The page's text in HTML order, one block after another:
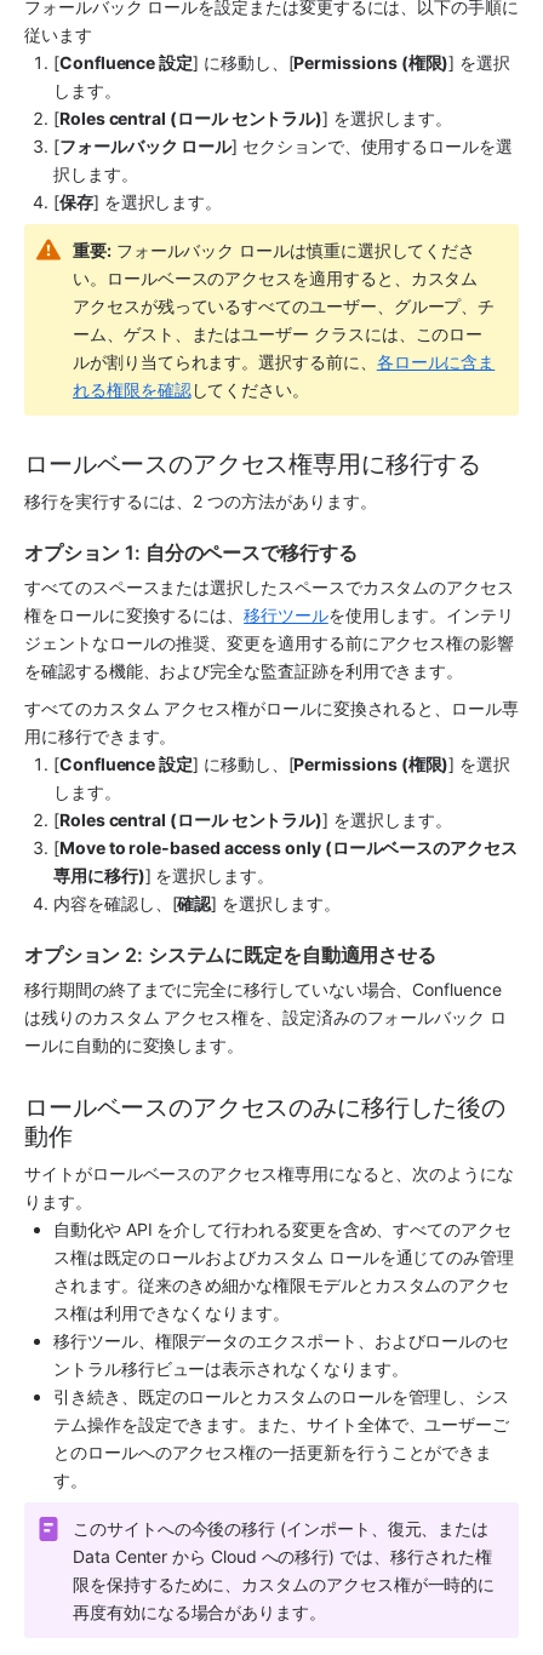
フォールバック ロールを設定または変更するには、以下の手順に
従います
[Confluence 設定] に移動し、[Permissions (権限)] を選択
します。
[Roles central (ロール セントラル)] を選択します。
[フォールバック ロール] セクションで、使用するロールを選
択します。
[保存] を選択します。
重要: フォールバック ロールは慎重に選択してくださ
い。ロールベースのアクセスを適用すると、カスタム
アクセスが残っているすべてのユーザー、グループ、チ
ーム、ゲスト、またはユーザー クラスには、このロー
ルが割り当てられます。選択する前に、 各ロールに含ま
れる権限を確認してください。
ロールベースのアクセス権専用に移行する
移行を実行するには、2 つの方法があります。
オプション 1: 自分のペースで移行する
すべてのスペースまたは選択したスペースでカスタムのアクセス
権をロールに変換するには、移行ツールを使用します。インテリ
ジェントなロールの推奨、変更を適用する前にアクセス権の影響
を確認する機能、および完全な監査証跡を利用できます。
すべてのカスタム アクセス権がロールに変換されると、ロール専
用に移行できます。
[Confluence 設定] に移動し、[Permissions (権限)] を選択
します。
[Roles central (ロール セントラル)] を選択します。
[Move to role-based access only (ロールベースのアクセス
専用に移行)] を選択します。
内容を確認し、[確認] を選択します。
オプション 2: システムに既定を自動適用させる
移行期間の終了までに完全に移行していない場合、Confluence
は残りのカスタム アクセス権を、設定済みのフォールバック ロ
ールに自動的に変換します。
ロールベースのアクセスのみに移行した後の
動作
サイトがロールベースのアクセス権専用になると、次のようにな
ります。
自動化や API を介して行われる変更を含め、すべてのアクセ
ス権は既定のロールおよびカスタム ロールを通じてのみ管理
されます。従来のきめ細かな権限モデルとカスタムのアクセ
ス権は利用できなくなります。
移行ツール、権限データのエクスポート、およびロールのセ
ントラル移行ビューは表示されなくなります。
引き続き、既定のロールとカスタムのロールを管理し、シス
テム操作を設定できます。また、サイト全体で、ユーザーご
とのロールへのアクセス権の一括更新を行うことができま
す。
このサイトへの今後の移行 (インポート、復元、または
Data Center から Cloud への移行) では、移行された権
限を保持するために、カスタムのアクセス権が一時的に
再度有効になる場合があります。